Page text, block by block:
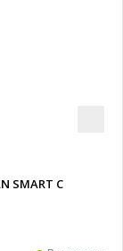
SMART C